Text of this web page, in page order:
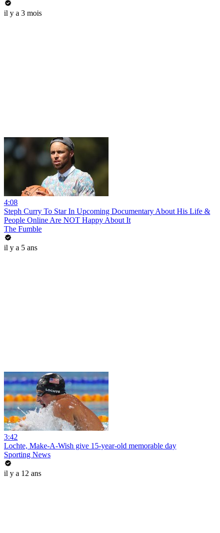
il y a 3 mois
4:08
Steph Curry To Star In Upcoming Documentary About His Life &
People Online Are NOT Happy About It
The Fumble
il y a 5 ans
3:42
Lochte, Make-A-Wish give 15-year-old memorable day
Sporting News
il y a 12 ans